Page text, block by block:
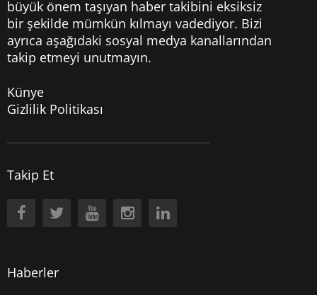
büyük önem taşıyan haber takibini eksiksiz
bir şekilde mümkün kılmayı vadediyor. Bizi
ayrıca aşağıdaki sosyal medya kanallarından
takip etmeyi unutmayın.
Künye
Gizlilik Politikası
Takip Et
Haberler